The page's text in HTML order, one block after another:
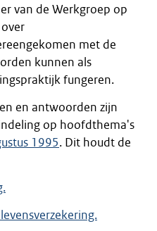
van de Werkgroep op
met de
kunnen als
fungeren.
en antwoorden zijn
op hoofdthema's
1995. Dit houdt de